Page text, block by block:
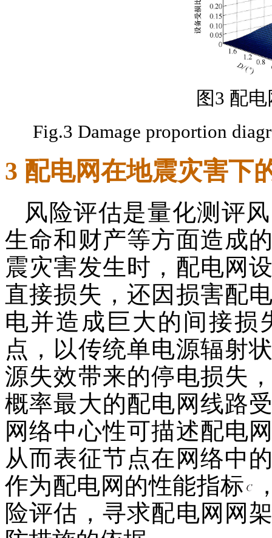
图3 配
Fig.3 Damage proportion
3 配电网在地震灾害下
风险评估是量化测评
生命和财产等方面造成
震灾害发生时，配电网
直接损失，还因损害配
电并造成巨大的间接损
点，以传统单电源辐射
源失效带来的停电损失
概率最大的配电网线路
网络中心性可描述配电
从而表征节点在网络中
作为配电网的性能指标
险评估，寻求配电网网